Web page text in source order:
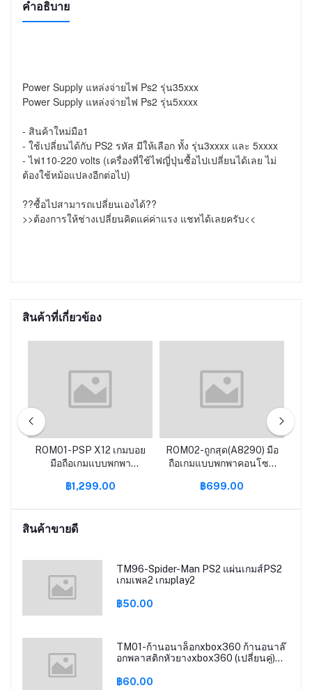
คำอธิบาย
Power Supply แหล่งจ่ายไฟ Ps2 รุ่น35xxx
Power Supply แหล่งจ่ายไฟ Ps2 รุ่น5xxxx
- สินค้าใหม่มือ1
- ใช้เปลี่ยนได้กับ PS2 รหัส มีให้เลือก ทั้ง รุ่น3xxxx และ 5xxxx
- ไฟ110-220 volts (เครื่องที่ใช้ไฟญี่ปุ่นซื้อไปเปลี่ยนได้เลย ไม่
ต้องใช้หม้อแปลงอีกต่อไป)
??ซื้อไปสามารถเปลี่ยนเองได้??
>>ต้องการให้ช่างเปลี่ยนคิดแค่ค่าแรง แชทได้เลยครับ<<
สินค้าที่เกี่ยวข้อง
ROM01-PSP X12 เกมบอย
มือถือเกมแบบพกพา
คอนโซล64บิต GBA
฿1,299.00
ROM02-ถูกสุด(A8290) มือ
ถือเกมแบบพกพาคอนโซล
คอนโซล64บิต GBA
฿699.00
สินค้าขายดี
TM96-Spider-Man PS2 แผ่นเกมส์PS2
เกมเพล2 เกมplay2
฿50.00
TM01-ก้านอนาล็อกxbox360 ก้านอนาล๊
อกพลาสติกหัวยางxbox360 (เปลี่ยนคู่)
Xbox360
฿60.00